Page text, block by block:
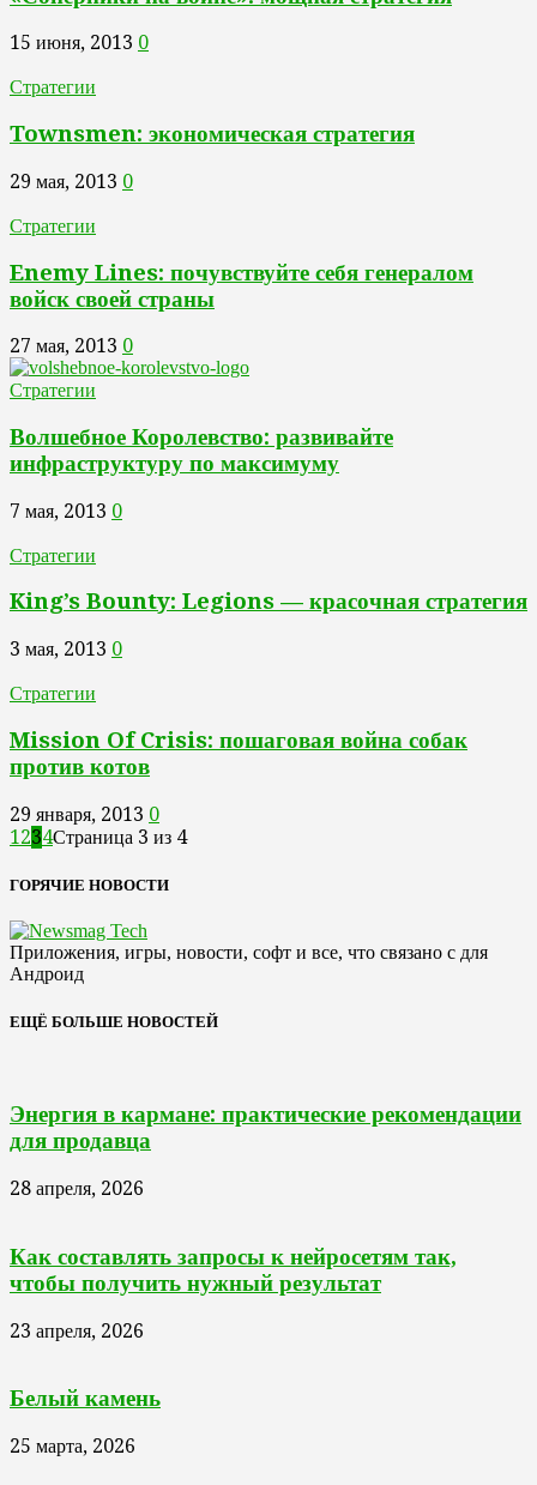
15 июня, 2013 0
Стратегии
Townsmen: экономическая стратегия
29 мая, 2013 0
Стратегии
Enemy Lines: почувствуйте себя генералом
войск своей страны
27 мая, 2013 0
Стратегии
Волшебное Королевство: развивайте
инфраструктуру по максимуму
7 мая, 2013 0
Стратегии
King’s Bounty: Legions — красочная стратегия
3 мая, 2013 0
Стратегии
Mission Of Crisis: пошаговая война собак
против котов
29 января, 2013 0
1 234Страница 3 из 4
ГОРЯЧИЕ НОВОСТИ
Приложения, игры, новости, софт и все, что связано с для
Андроид
ЕЩЁ БОЛЬШЕ НОВОСТЕЙ
Энергия в кармане: практические рекомендации
для продавца
28 апреля, 2026
Как составлять запросы к нейросетям так,
чтобы получить нужный результат
23 апреля, 2026
Белый камень
25 марта, 2026